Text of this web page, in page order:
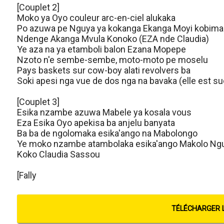
[Couplet 2]
Moko ya Oyo couleur arc-en-ciel alukaka
Po azuwa pe Nguya ya kokanga Ekanga Moyi kobima
Ndenge Akanga Mvula Konoko (EZA nde Claudia)
Ye aza na ya etamboli balon Ezana Mopepe
Nzoto n'e sembe-sembe, moto-moto pe moselu
Pays baskets sur cow-boy alati revolvers ba
Soki apesi nga vue de dos nga na bavaka (elle est
[Couplet 3]
Esika nzambe azuwa Mabele ya kosala vous
Eza Esika Oyo apekisa ba anjelu banyata
Ba ba de ngolomaka esika'ango na Mabolongo
Ye moko nzambe atambolaka esika'ango Makolo
Koko Claudia Sassou
[Fally
TÉLÉCHARGER